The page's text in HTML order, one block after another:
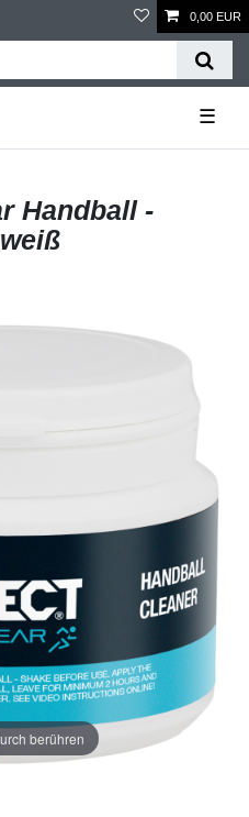
0,00 EUR
☰
Handball -
berühren